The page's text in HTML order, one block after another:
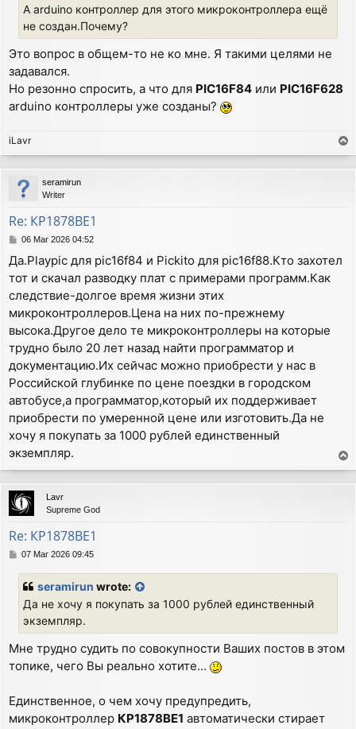
А arduino контроллер для этого микроконтроллера ещё
не создан.Почему?
Это вопрос в общем-то не ко мне. Я такими целями не
задавался.
Но резонно спросить, а что для PIC16F84 или PIC16F628
arduino контроллеры уже созданы?
iLavr
o
p
seramirun
Writer
Re: КР1878ВЕ1
P
s
t
06 Mar 2026 04:52
Да.Playpic для pic16f84 и Pickito для pic16f88.Кто захотел
тот и скачал разводку плат с примерами программ.Как
следствие-долгое время жизни этих
микроконтроллеров.Цена на них по-прежнему
высока.Другое дело те микроконтроллеры на которые
трудно было 20 лет назад найти программатор и
документацию.Их сейчас можно приобрести у нас в
Российской глубинке по цене поездки в городском
автобусе,а программатор,который их поддерживает
приобрести по умеренной цене или изготовить.Да не
хочу я покупать за 1000 рублей единственный
экземпляр.
o
p
Lavr
Supreme God
Re: КР1878ВЕ1
P07 Mar 2026 09:45
seramirun wrote:
Да не хочу я покупать за 1000 рублей единственный
экземпляр.
Мне трудно судить по совокупности Ваших постов в этом
топике, чего Вы реально хотите...
Единственное, о чем хочу предупредить,
микроконтроллер КР1878ВЕ1 автоматически стирает